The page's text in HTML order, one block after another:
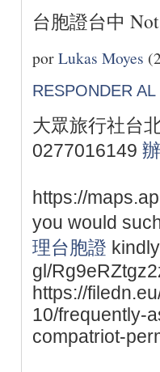
台胞證台中
porLukas Moyes
RESPONDER
大眾旅行社台
0277016149
https://
you would
理台胞證 kindly
gl/
https://
10/frequently-
compatriot-